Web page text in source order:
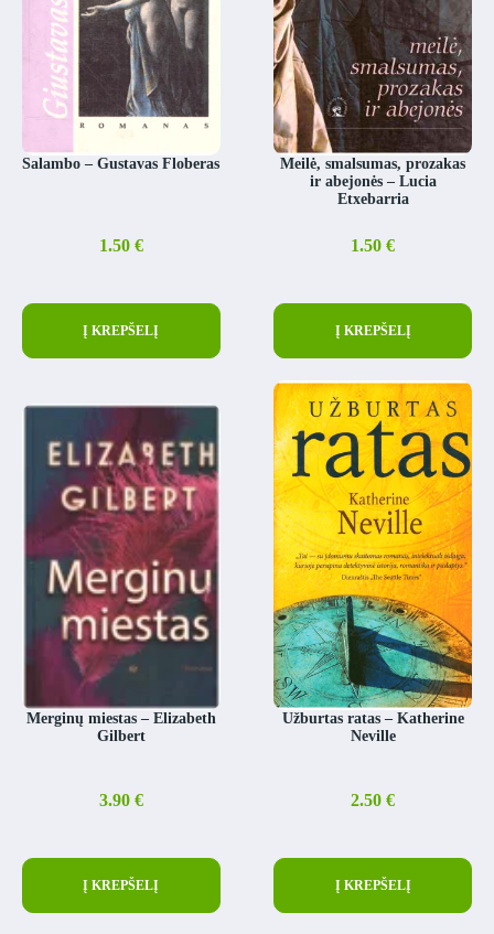
Salambo – Gustavas Floberas
1.50 €
Į KREPŠELĮ
Meilė, smalsumas, prozakas
ir abejonės – Lucia
Etxebarria
1.50€
Į KREPŠELĮ
Merginų miestas – Elizabeth
Gilbert
3.90 €
Į KREPŠELĮ
Užburtas ratas – Katherine
Neville
2.50€
Į KREPŠELĮ